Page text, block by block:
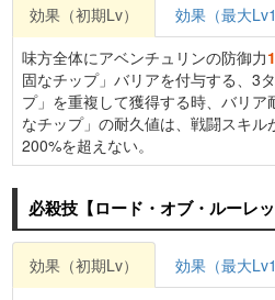
効果（初期Lv）
効果（最大
味方全体にアベンチュリンの防御力
固なチップ」バリアを付与する、3
プ」を重複して獲得する時、バリ
なチップ」の耐久値は、戦闘スキ
200%を超えない。
必殺技【ロード・オブ・ルーレッ
効果（初期Lv）
効果（最大